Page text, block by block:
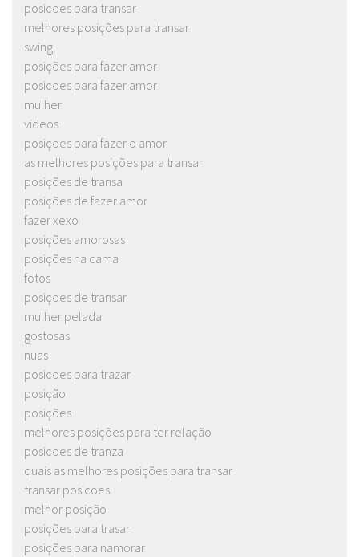
posicoes para transar
melhores posições para transar
swing
posições para fazer amor
posicoes para fazer amor
mulher
videos
posiçoes para fazer o amor
as melhores posições para transar
posições de transa
posições de fazer amor
fazer xexo
posições amorosas
posições na cama
fotos
posiçoes de transar
mulher pelada
gostosas
nuas
posicoes para trazar
posição
posições
melhores posições para ter relação
posicoes de tranza
quais as melhores posições para transar
transar posicoes
melhor posição
posições para trasar
posições para namorar